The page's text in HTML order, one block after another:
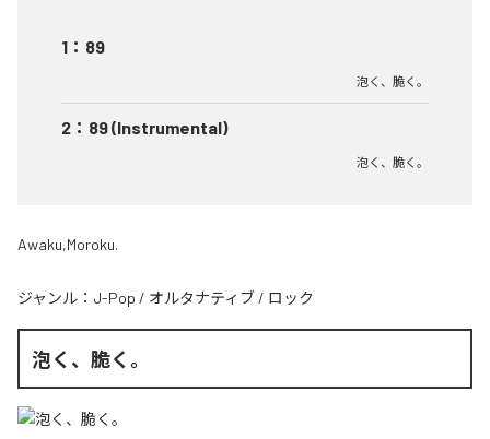
1 ： 89
泡く、脆く。
2 ： 89 (Instrumental)
泡く、脆く。
Awaku,Moroku.
ジャンル： J-Pop / オルタナティブ / ロック
泡く、脆く。